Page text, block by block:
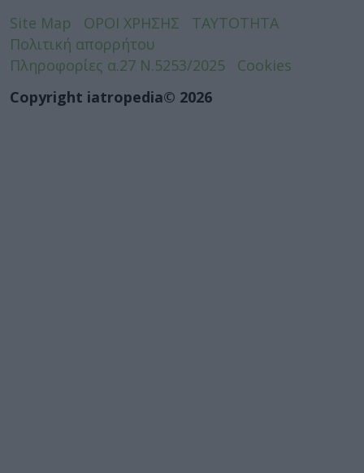
Site Map ΟΡΟΙ ΧΡΗΣΗΣ
ΤΑΥΤΟΤΗΤΑ
Πολιτική απορρήτου
Πληροφορίες α.27 Ν.5253/2025
Cookies
Copyright iatropedia© 2026